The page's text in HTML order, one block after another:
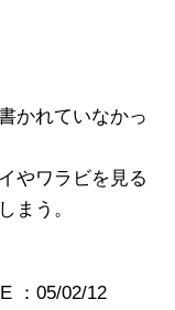
かれていなかっ
やワラビを見る
まう。
：05/02/12